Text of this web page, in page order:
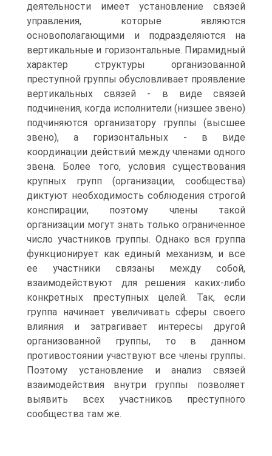
деятельности имеет установление связей
управления, которые являются
основополагающими и подразделяются на
вертикальные и горизонтальные. Пирамидный
характер структуры организованной
преступной группы обусловливает проявление
вертикальных связей - в виде связей
подчинения, когда исполнители (низшее звено)
подчиняются организатору группы (высшее
звено), а горизонтальных - в виде
координации действий между членами одного
звена. Более того, условия существования
крупных групп (организации, сообщества)
диктуют необходимость соблюдения строгой
конспирации, поэтому члены такой
организации могут знать только ограниченное
число участников группы. Однако вся группа
функционирует как единый механизм, и все
ее участники связаны между собой,
взаимодействуют для решения каких-либо
конкретных преступных целей. Так, если
группа начинает увеличивать сферы своего
влияния и затрагивает интересы другой
организованной группы, то в данном
противостоянии участвуют все члены группы.
Поэтому установление и анализ связей
взаимодействия внутри группы позволяет
выявить всех участников преступного
сообщества там же.